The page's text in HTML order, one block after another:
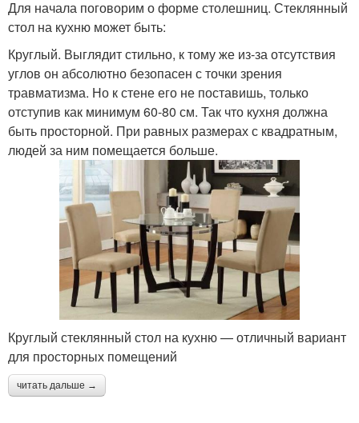
Для начала поговорим о форме столешниц. Стеклянный
стол на кухню может быть:
Круглый. Выглядит стильно, к тому же из-за отсутствия
углов он абсолютно безопасен с точки зрения
травматизма. Но к стене его не поставишь, только
отступив как минимум 60-80 см. Так что кухня должна
быть просторной. При равных размерах с квадратным,
людей за ним помещается больше.
Круглый стеклянный стол на кухню — отличный вариант
для просторных помещений
читать дальше →